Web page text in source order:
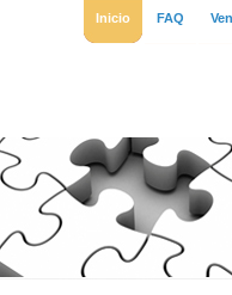
Inicio FAQ